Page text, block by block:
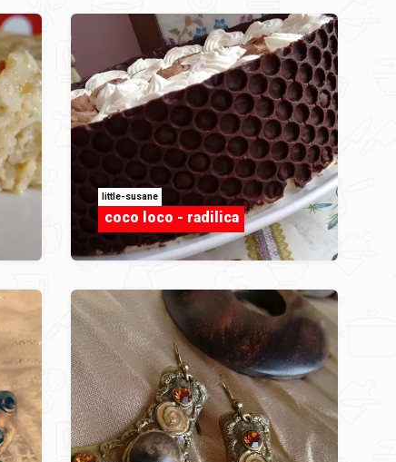
little-susane
coco loco - radilica